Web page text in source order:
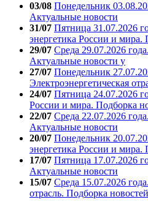
03/08 Понедельник
Актуальные новости
31/07 Пятница 31.07.2026
энергетика России и мира.
29/07 Среда 29.07.2026
Актуальные новости у
27/07 Понедельник
Электроэнергетическая
24/07 Пятница 24.07.2026
России и мира. Подборка
22/07 Среда 22.07.2026
Актуальные новости
20/07 Понедельник
энергетика России и мира.
17/07 Пятница 17.07.2026
Актуальные новости
15/07 Среда 15.07.2026
отрасль. Подборка новостей